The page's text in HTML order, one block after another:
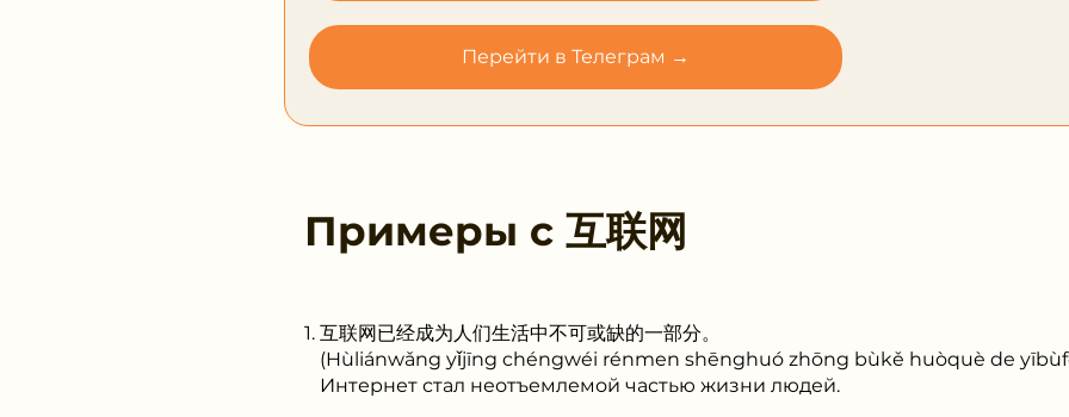
Перейти в Телеграм →
Примеры с 互联网
互联网已经成为人们生活中不可或缺的一部分。
(Hùliánwǎng yǐjīng chéngwéi rénmen shēnghuó zhōng bùkě huòquè de
Интернет стал неотъемлемой частью жизни людей.